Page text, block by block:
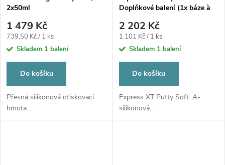
2x50ml
1 479 Kč
Měrná
cena:
739,50 Kč / 1 ks
Skladem 1 balení
Do košíku
Přesná silikonová otiskovací
hmota...
Doplňkové balení (1x báze à
2x Putty lžíce)
2 202 Kč
Měrná
cena:
1 101 Kč / 1 ks
Skladem 1 balení
Do košíku
Express XT Putty Soft: A-
silikonová...